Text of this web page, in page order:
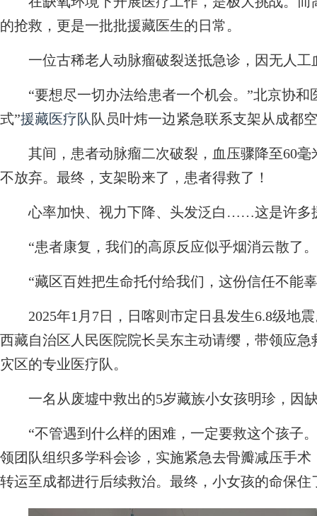
的抢救，更是一批批援藏医生的日常。
一位古稀老人动脉瘤破裂送抵急诊，因无人工
“要想尽一切办法给患者一个机会。”北京协和
式”援藏医疗队 队员叶炜一边紧急联系支架从成都
其间，患者动脉瘤二次破裂，血压骤降至60毫
不放弃。最终，支架盼来了，患者得救了！
心率加快、视力下降、头发泛白……这是许多
“患者康复，我们的高原反应似乎烟消云散了
“藏区百姓把生命托付给我们，这份信任不能
2025年1月7日，日喀则市定日县发生6.8级地
西藏自治区人民医院院长吴东主动请缨，带领应
灾区的专业医疗队。
一名从废墟中救出的5岁藏族小女孩明珍，因
“不管遇到什么样的困难，一定要救这个孩子。
领团队组织多学科会诊，实施紧急去骨瓣减压手
转运至成都进行后续救治。最终，小女孩的命保住